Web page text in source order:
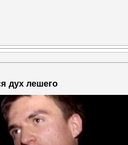
дух лешего